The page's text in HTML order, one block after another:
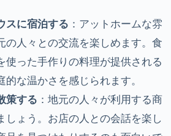
スに宿泊する ：アットホームな雰
の人々との交流を楽しめます。食
使った手作りの料理が提供される
的な温かさを感じられます。
策する ：地元の人々が利用する商
しょう。お店の人との会話を楽し